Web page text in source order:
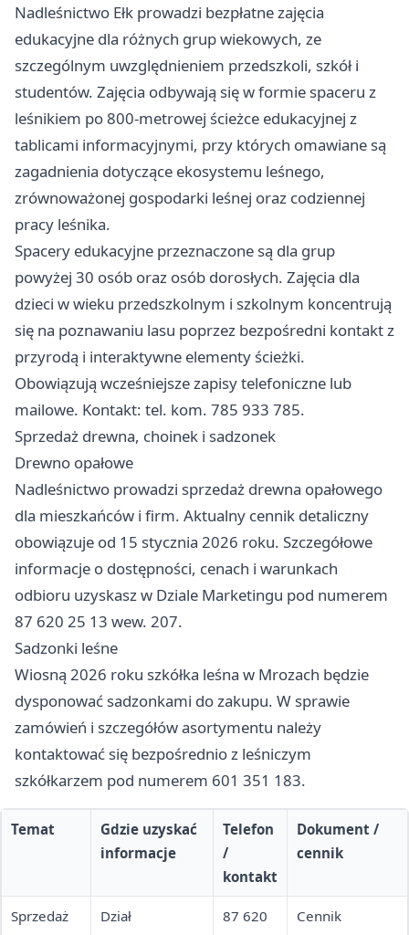
Nadleśnictwo Ełk prowadzi bezpłatne zajęcia
edukacyjne dla różnych grup wiekowych, ze
szczególnym uwzględnieniem przedszkoli, szkół i
studentów. Zajęcia odbywają się w formie spaceru z
leśnikiem po 800-metrowej ścieżce edukacyjnej z
tablicami informacyjnymi, przy których omawiane są
zagadnienia dotyczące ekosystemu leśnego,
zrównoważonej gospodarki leśnej oraz codziennej
pracy leśnika.
Spacery edukacyjne przeznaczone są dla grup
powyżej 30 osób oraz osób dorosłych. Zajęcia dla
dzieci w wieku przedszkolnym i szkolnym koncentrują
się na poznawaniu lasu poprzez bezpośredni kontakt z
przyrodą i interaktywne elementy ścieżki.
Obowiązują wcześniejsze zapisy telefoniczne lub
mailowe. Kontakt: tel. kom. 785 933 785.
Sprzedaż drewna, choinek i sadzonek
Drewno opałowe
Nadleśnictwo prowadzi sprzedaż drewna opałowego
dla mieszkańców i firm. Aktualny cennik detaliczny
obowiązuje od 15 stycznia 2026 roku. Szczegółowe
informacje o dostępności, cenach i warunkach
odbioru uzyskasz w Dziale Marketingu pod numerem
87 620 25 13 wew. 207.
Sadzonki leśne
Wiosną 2026 roku szkółka leśna w Mrozach będzie
dysponować sadzonkami do zakupu. W sprawie
zamówień i szczegółów asortymentu należy
kontaktować się bezpośrednio z leśniczym
szkółkarzem pod numerem 601 351 183.
Temat
Gdzie uzyskać
informacje
Telefon
/
kontakt
Dokument /
cennik
Sprzedaż
Dział
87 620
Cennik